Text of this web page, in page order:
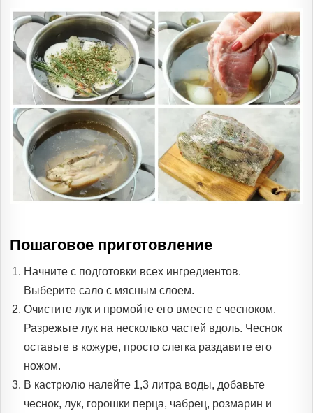
Пошаговое приготовление
Начните с подготовки всех ингредиентов.
Выберите сало с мясным слоем.
Очистите лук и промойте его вместе с чесноком.
Разрежьте лук на несколько частей вдоль. Чеснок
оставьте в кожуре, просто слегка раздавите его
ножом.
В кастрюлю налейте 1,3 литра воды, добавьте
чеснок, лук, горошки перца, чабрец, розмарин и